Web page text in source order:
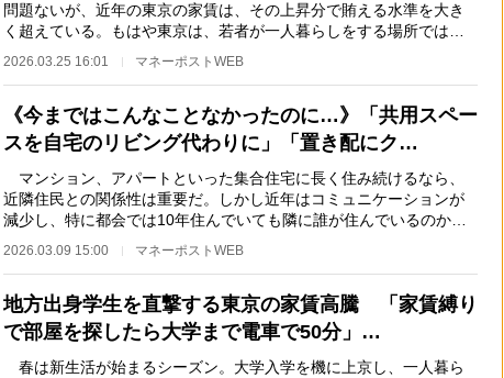
問題ないが、近年の東京の家賃は、その上昇分で賄える水準を大き
く超えている。もはや東京は、若者が一人暮らしをする場所ではな
2026.03.25 16:01 マネーポストWEB
《今まではこんなことなかったのに…》「共用スペー
スを自宅のリビング代わりに」「置き配にク…
マンション、アパートといった集合住宅に長く住み続けるなら、
近隣住民との関係性は重要だ。しかし近年はコミュニケーションが
減少し、特に都会では10年住んでいても隣に誰が住んでいるのかよ
2026.03.09 15:00 マネーポストWEB
地方出身学生を直撃する東京の家賃高騰 「家賃縛り
で部屋を探したら大学まで電車で50分」…
春は新生活が始まるシーズン。大学入学を機に上京し、一人暮ら